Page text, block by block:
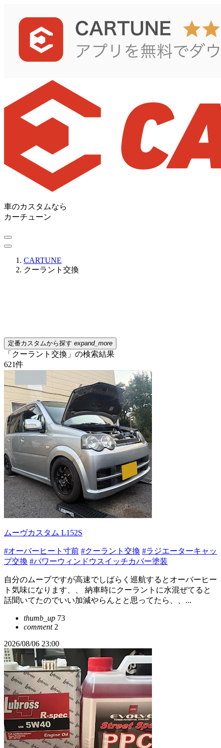
車のカスタムなら
カーチューン
CARTUNE
クーラント交換
定番カスタムから探す expand_more
「クーラント交換」の検索結果
621件
ムーヴカスタム L152S
#オーバーヒート寸前 #クーラント交換 #ラジエーターキャッ
プ交換 #パワーウィンドウスイッチカバー塗装
自分のムーブですが高速でしばらく巡航するとオーバーヒー
ト気味になります、、 納車時にクーラントに水混ぜてると
話聞いてたのでいい加減やらんとと思ってたら、、...
thumb_up 73
comment2
2026/08/06 23:00